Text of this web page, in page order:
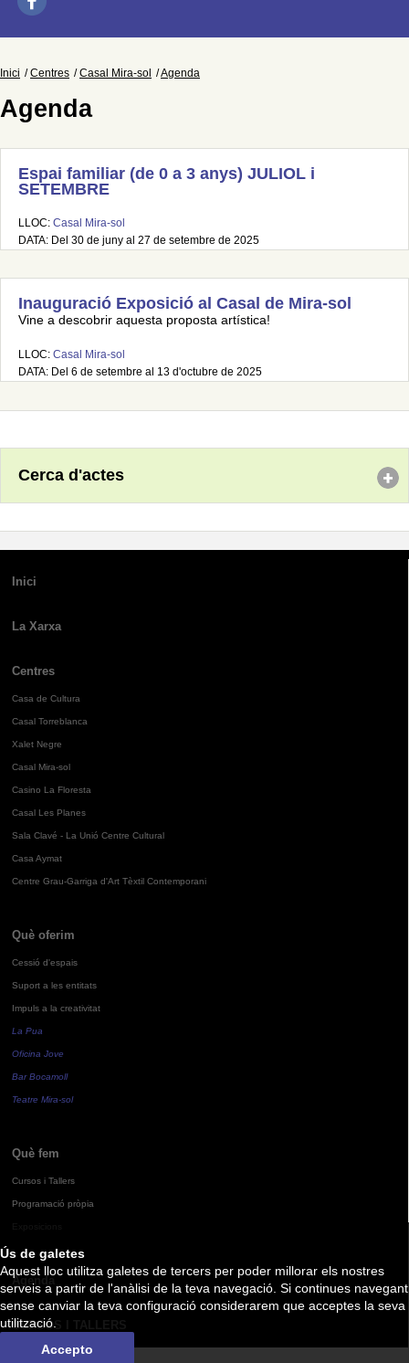
Ús de galetes
Aquest lloc utilitza galetes de tercers per poder millorar els nostres
serveis a partir de l'anàlisi de la teva navegació. Si continues navegant
sense canviar la teva configuració considerarem que acceptes la seva
utilització.
Accepto
Inici Centres Casal Mira-sol Agenda
Agenda
Espai familiar (de 0 a 3 anys) JULIOL i
SETEMBRE
LLOC: Casal Mira-sol
DATA: Del 30 de juny al 27 de setembre de 2025
Inauguració Exposició al Casal de Mira-sol
Vine a descobrir aquesta proposta artística!
LLOC: Casal Mira-sol
DATA: Del 6 de setembre al 13 d'octubre de 2025
Cerca d'actes
Inici
La Xarxa
Centres
Casa de Cultura
Casal Torreblanca
Xalet Negre
Casal Mira-sol
Casino La Floresta
Casal Les Planes
Sala Clavé - La Unió Centre Cultural
Casa Aymat
Centre Grau-Garriga d'Art Tèxtil Contemporani
Què oferim
Cessió d'espais
Suport a les entitats
Impuls a la creativitat
La Pua
Oficina Jove
Bar Bocamoll
Teatre Mira-sol
Què fem
Cursos i Tallers
Programació pròpia
Agenda
CURSOS I TALLERS